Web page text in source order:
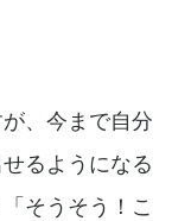
、今まで自分
るようになる
そうそう！こ